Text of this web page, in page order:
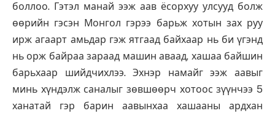
боллоо. Гэтэл манай ээж аав ёсорхуу улсууд болж
өөрийн гэсэн Монгол гэрээ барьж хотын зах руу
ирж агаарт амьдар гэж ятгаад байхаар нь би үгэнд
нь орж байраа зараад машин аваад, хашаа байшин
барьхаар шийдчихлээ. Эхнэр намайг ээж аавыг
минь хүндэлж саналыг зөвшөөрч хотоос зүүнчээ 5
ханатай гэр барин аавынхаа хашааны ардхан